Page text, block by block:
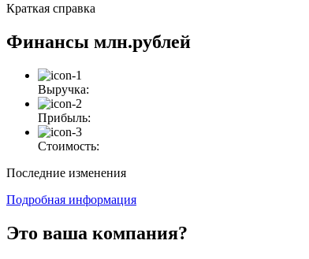
Краткая справка
Финансы млн.рублей
Выручка:
Прибыль:
Стоимость:
Последние изменения
Подробная информация
Это ваша компания?